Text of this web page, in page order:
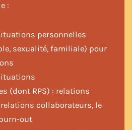
:
personnelles
sexualité, familiale) pour
(dont RPS) : relations
collaborateurs, le
out